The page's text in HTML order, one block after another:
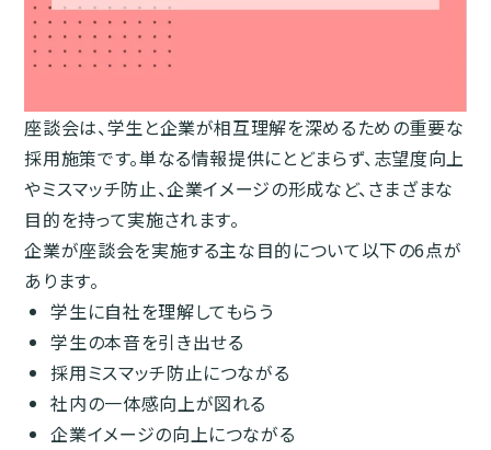
座談会は、学生と企業が相互理解を深めるための重要な
採用施策です。単なる情報提供にとどまらず、志望度向上
やミスマッチ防止、企業イメージの形成など、さまざまな
目的を持って実施されます。
企業が座談会を実施する主な目的について以下の6点が
あります。
学生に自社を理解してもらう
学生の本音を引き出せる
採用ミスマッチ防止につながる
社内の一体感向上が図れる
企業イメージの向上につながる